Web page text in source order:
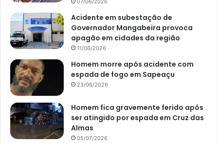
07/06/2026
Acidente em subestação de
Governador Mangabeira provoca
apagão em cidades da região
11/06/2026
Homem morre após acidente com
espada de fogo em Sapeaçu
23/06/2026
Homem fica gravemente ferido após
ser atingido por espada em Cruz das
Almas
05/07/2026